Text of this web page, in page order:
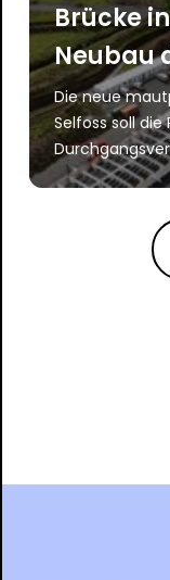
Brücke
Neubau
Die neue
Selfoss soll